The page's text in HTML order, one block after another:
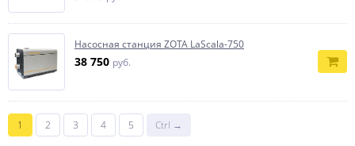
Насосная станция ZOTA LaScala-750
38 750 руб.
1 2 3 4 5 Ctrl →